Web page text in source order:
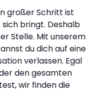
großer Schritt ist
bringt. Deshalb
Stelle. Mit unserem
du dich auf eine
verlassen. Egal
den gesamten
wir finden die